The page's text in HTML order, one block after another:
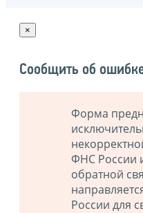
×
Сообщить об
Форма
ФНС России
обратной
России для